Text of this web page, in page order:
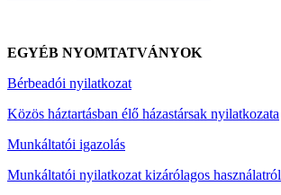
EGYÉB NYOMTATVÁNYOK
Bérbeadói nyilatkozat
Közös háztartásban élő házastársak nyilatkozata
Munkáltatói igazolás
Munkáltatói nyilatkozat kizárólagos használatról